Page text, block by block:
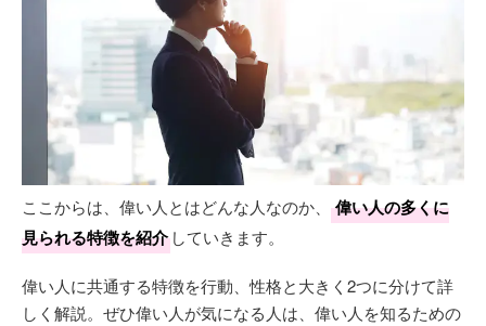
ここからは、偉い人とはどんな人なのか、
偉い人の多くに
見られる特徴を紹介 していきます。
偉い人に共通する特徴を行動、性格と大きく2つに分けて詳
しく解説。ぜひ偉い人が気になる人は、偉い人を知るための